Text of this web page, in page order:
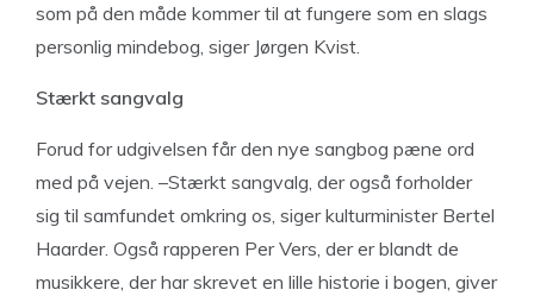
som på den måde kommer til at fungere som en slags
personlig mindebog, siger Jørgen Kvist.
Stærkt sangvalg
Forud for udgivelsen får den nye sangbog pæne ord
med på vejen. –Stærkt sangvalg, der også forholder
sig til samfundet omkring os, siger kulturminister Bertel
Haarder. Også rapperen Per Vers, der er blandt de
musikkere, der har skrevet en lille historie i bogen, giver